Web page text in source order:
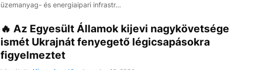
üzemanyag- és energiaipari infrastr…
🔥 Az Egyesült Államok kijevi nagykövetsége
ismét Ukrajnát fenyegető légicsapásokra
figyelmeztet